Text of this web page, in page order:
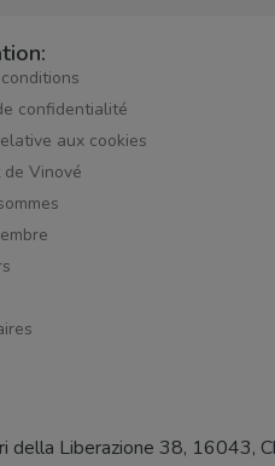
confidentialité
aux cookies
Vinové
della Liberazione 38, 16043,